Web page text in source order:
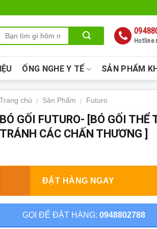
Hotline
ỐNG NGHE Y TẾ SẢN PHẨM
Trang chủ / Sản Phẩm / Futuro
BÓ GỐI FUTURO- [BÓ GỐI
TRÁNH CÁC CHẤN THƯƠNG ]
ĐẶT HÀNG NGAY
GỌI ĐỂ ĐẶT HÀNG: 0948802788